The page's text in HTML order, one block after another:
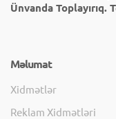
Ünvanda
Məlumat
Xidmətlər
Reklam Xidmətləri